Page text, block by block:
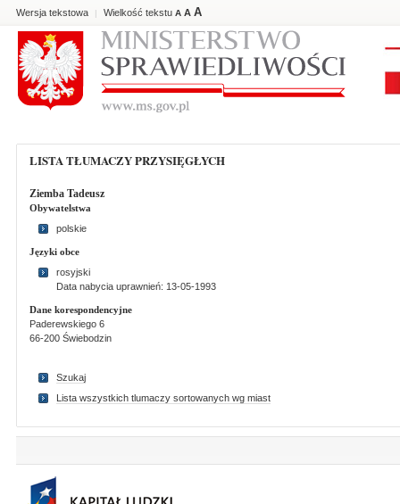
Wersja tekstowa | Wielkość tekstu A A A
LISTA TŁUMACZY PRZYSIĘGŁYCH
Ziemba Tadeusz
Obywatelstwa
polskie
Języki obce
rosyjski
Data nabycia uprawnień: 13-05-1993
Dane korespondencyjne
Paderewskiego 6
66-200 Świebodzin
Szukaj
Lista wszystkich tlumaczy sortowanych wg miast